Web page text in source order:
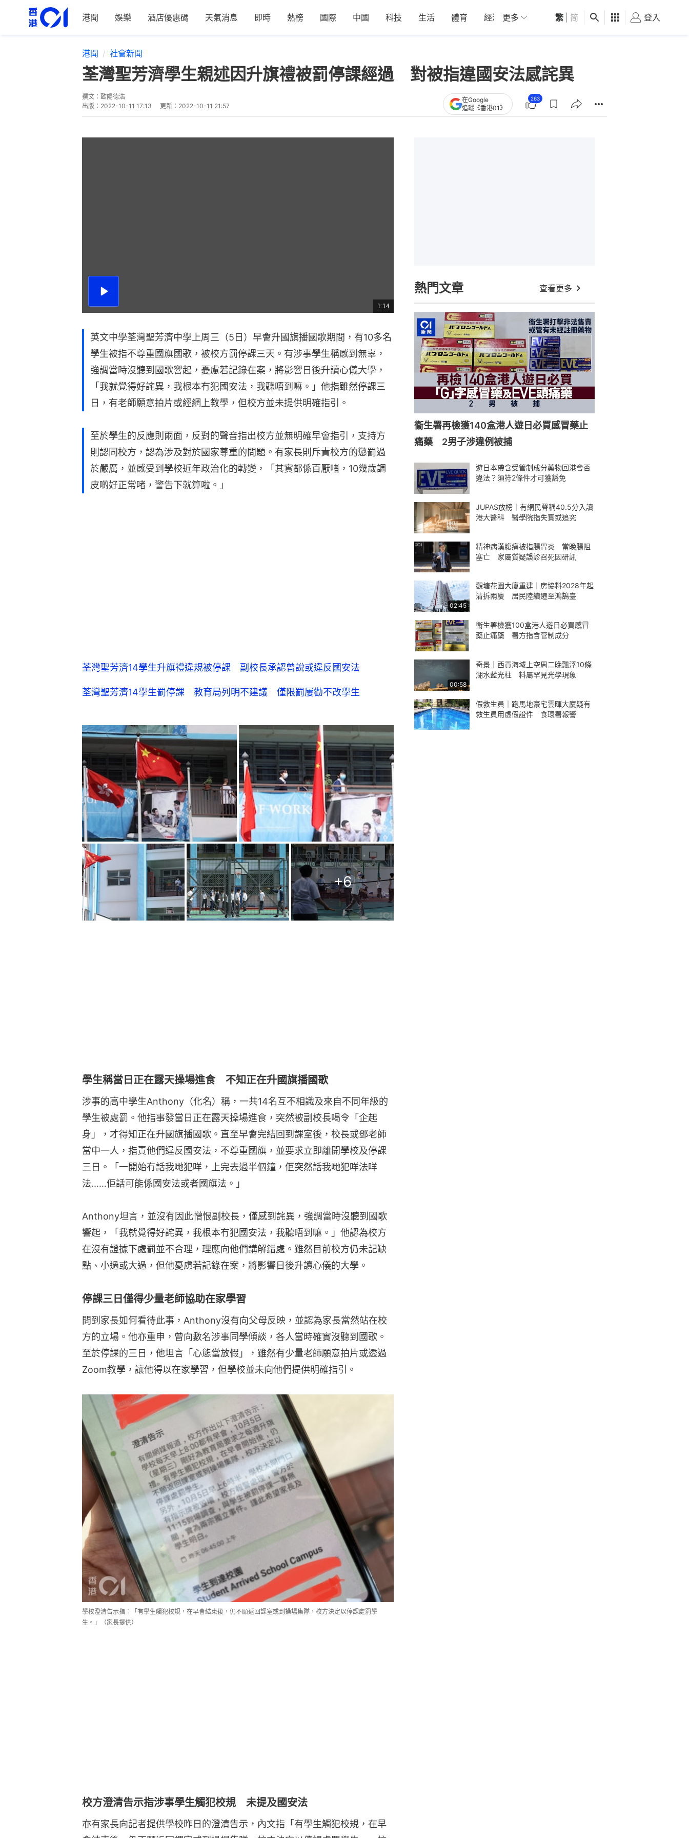
港聞 娛樂 酒店優惠碼 天氣消息 即時 熱榜 國際 中國 科技 生活 體育 經濟 01深圳 觀點 健康 好食玩飛
更多 繁 简 登入
港聞 社會新聞
荃灣聖芳濟學生親述因升旗禮被罰停課經過 對被指違國安法感詫異
撰文： 歐陽德浩
出版： 2022-10-11 17:13 更新： 2022-10-11 21:57
在Google
追蹤《香港01》
263
播
總
共
1:14
英文中學荃灣聖芳濟中學上周三（5日）早會升國旗播國歌期間，有10多名
學生被指不尊重國旗國歌，被校方罰停課三天。有涉事學生稱感到無辜，
強調當時沒聽到國歌響起，憂慮若記錄在案，將影響日後升讀心儀大學，
「我就覺得好詫異，我根本冇犯國安法，我聽唔到嘛。」他指雖然停課三
日，有老師願意拍片或經網上教學，但校方並未提供明確指引。
至於學生的反應則兩面，反對的聲音指出校方並無明確早會指引，支持方
則認同校方，認為涉及對於國家尊重的問題。有家長則斥責校方的懲罰過
於嚴厲，並感受到學校近年政治化的轉變，「其實都係百厭啫，10幾歲調
皮啲好正常啫，警告下就算啦。」
荃灣聖芳濟14學生升旗禮違規被停課 副校長承認曾說或違反國安法
荃灣聖芳濟14學生罰停課 教育局列明不建議 僅限罰屢勸不改學生
+6
學生稱當日正在露天操場進食 不知正在升國旗播國歌
涉事的高中學生Anthony（化名）稱，一共14名互不相識及來自不同年級的
學生被處罰。他指事發當日正在露天操場進食，突然被副校長喝令「企起
身」，才得知正在升國旗播國歌。直至早會完結回到課室後，校長或鄧老師
當中一人，指責他們違反國安法，不尊重國旗，並要求立即離開學校及停課
三日。「一開始冇話我哋犯咩，上完去過半個鐘，佢突然話我哋犯咩法咩
法……佢話可能係國安法或者國旗法。」
Anthony坦言，並沒有因此憎恨副校長，僅感到詫異，強調當時沒聽到國歌
響起，「我就覺得好詫異，我根本冇犯國安法，我聽唔到嘛。」他認為校方
在沒有證據下處罰並不合理，理應向他們講解錯處。雖然目前校方仍未記缺
點、小過或大過，但他憂慮若記錄在案，將影響日後升讀心儀的大學。
停課三日僅得少量老師協助在家學習
問到家長如何看待此事，Anthony沒有向父母反映，並認為家長當然站在校
方的立場。他亦重申，曾向數名涉事同學傾談，各人當時確實沒聽到國歌。
至於停課的三日，他坦言「心態當放假」，雖然有少量老師願意拍片或透過
Zoom教學，讓他得以在家學習，但學校並未向他們提供明確指引。
學校澄清告示指︰「有學生觸犯校規，在早會結束後，仍不願返回課室或到操場集隊，校方決定以停課處罰學
生。」（家長提供）
校方澄清告示指涉事學生觸犯校規 未提及國安法
亦有家長向記者提供學校昨日的澄清告示，內文指「有學生觸犯校規，在早
熱門文章 查看更多
衞生署再檢獲140盒港人遊日必買感冒藥止
痛藥 2男子涉違例被捕
遊日本帶含受管制成分藥物回港會否
違法？須符2條件才可獲豁免
JUPAS放榜｜有網民聲稱40.5分入讀
港大醫科 醫學院指失實或追究
精神病漢腹痛被指腸胃炎 當晚腸阻
塞亡 家屬質疑誤診召死因研訊
02:45
觀塘花園大廈重建｜房協料2028年起
清拆兩廈 居民陸續遷至鴻鵠臺
衞生署檢獲100盒港人遊日必買感冒
藥止痛藥 署方指含管制成分
00:58
奇景｜西貢海域上空周二晚飄浮10條
湖水藍光柱 料屬罕見光學現象
假救生員｜跑馬地豪宅雲暉大廈疑有
救生員用虛假證件 食環署報警